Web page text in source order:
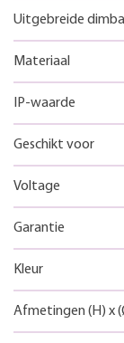
Uitgebreide
Materiaal
IP-waarde
Geschikt voor
Voltage
Garantie
Kleur
Afmetingen (H) x